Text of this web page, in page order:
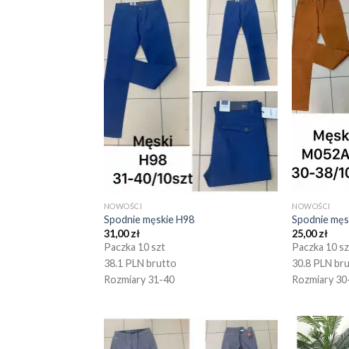
NOWOŚCI
Spodnie męskie H98
31,00zł
Paczka 10 szt
38.1 PLN brutto
Rozmiary 31-40
NOWOŚCI
Spodnie
25,00zł
Paczka 10
30.8 PLN
Rozmiary